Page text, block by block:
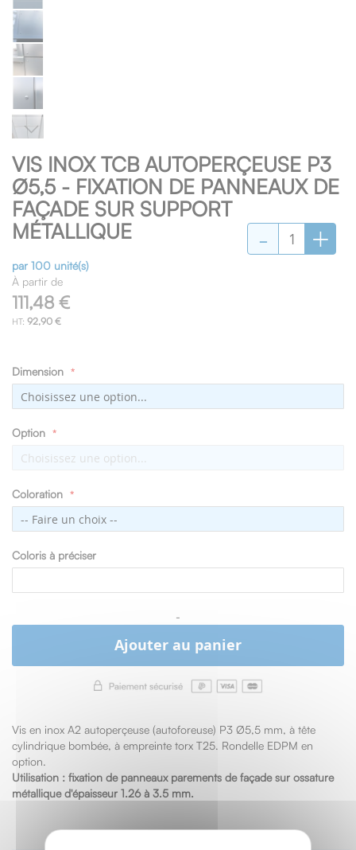
VIS INOX TCB AUTOPERÇEUSE P3
Ø5,5 - FIXATION DE PANNEAUX DE
FAÇADE SUR SUPPORT
MÉTALLIQUE
par 100 unité(s)
À partir de
111,48 €
92,90 €
Dimension
Option
Coloration
Coloris à préciser
- +
-
Ajouter au panier
Vis en inox A2 autoperçeuse (autoforeuse) P3 Ø5,5 mm, à tête
cylindrique bombée, à empreinte torx T25. Rondelle EDPM en
option.
Utilisation : fixation de panneaux parements de façade sur ossature
métallique d'épaisseur 1.26 à 3.5 mm.
to
the
beginning
of
the
images
gallery